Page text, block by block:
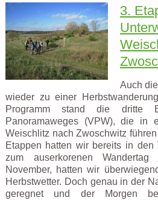
3.
Auch
wieder zu einer
Programm stand die dritte
Panoramaweges (VPW), die in
Weischlitz nach Zwoschwitz
Etappen hatten wir bereits in den
zum auserkorenen
November, hatten wir
Herbstwetter. Doch genau in der
geregnet und der Morgen